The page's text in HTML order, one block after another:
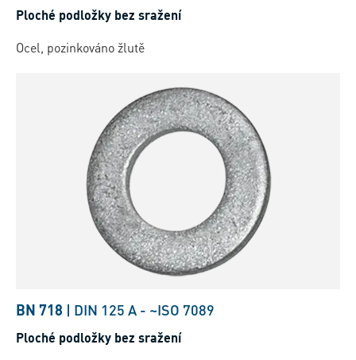
Ploché podložky bez sražení
Ocel, pozinkováno žlutě
BN 718 | DIN 125 A - ~ISO 7089
Ploché podložky bez sražení